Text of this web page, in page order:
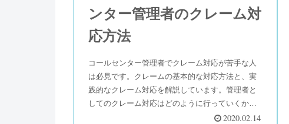
ンター管理者のクレーム対
応方法
コールセンター管理者でクレーム対応が苦手な人
は必見です。クレームの基本的な対応方法と、実
践的なクレーム対応を解説しています。管理者と
してのクレーム対応はどのように行っていくか、
基本的な対応はしっかりと頭の中に入れて実践し
2020.02.14